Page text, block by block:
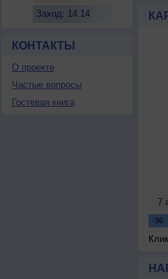
Заход: 14:14
КОНТАКТЫ
О проекте
Частые вопросы
Гостевая книга